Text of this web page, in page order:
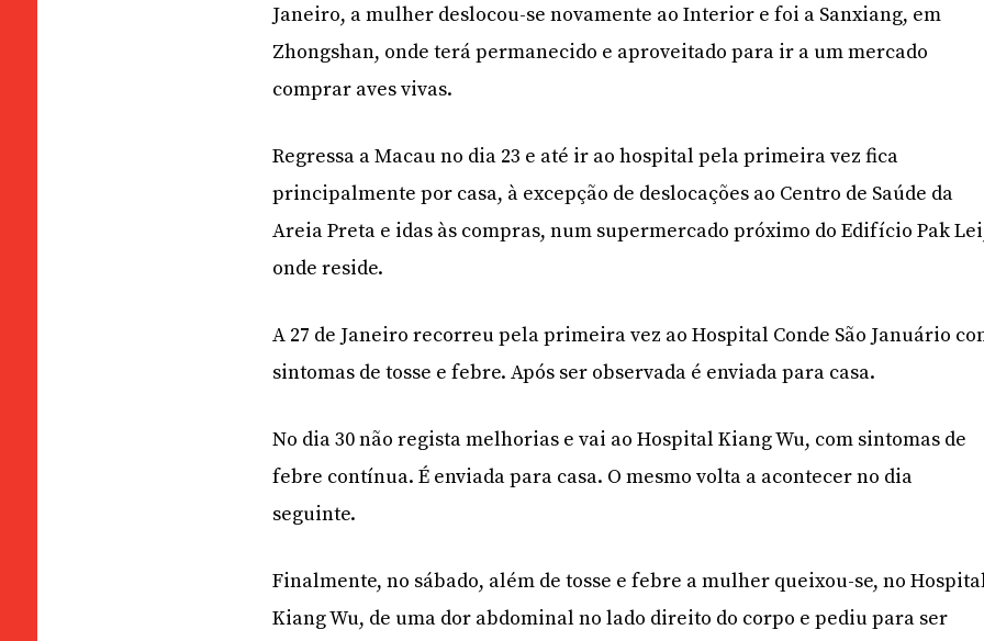
Janeiro, a mulher deslocou-se novamente ao Interior e foi a Sanxiang, em
Zhongshan, onde terá permanecido e aproveitado para ir a um mercado
comprar aves vivas.
Regressa a Macau no dia 23 e até ir ao hospital pela primeira vez fica
principalmente por casa, à excepção de deslocações ao Centro de Saúde da
Areia Preta e idas às compras, num supermercado próximo do Edifício Pak
onde reside.
A 27 de Janeiro recorreu pela primeira vez ao Hospital Conde São Januário
sintomas de tosse e febre. Após ser observada é enviada para casa.
No dia 30 não regista melhorias e vai ao Hospital Kiang Wu, com sintomas de
febre contínua. É enviada para casa. O mesmo volta a acontecer no dia
seguinte.
Finalmente, no sábado, além de tosse e febre a mulher queixou-se, no
Kiang Wu, de uma dor abdominal no lado direito do corpo e pediu para ser